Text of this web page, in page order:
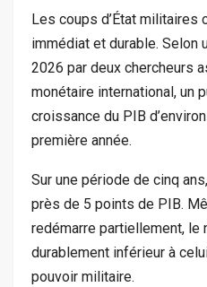
Les coups d’État militaires
immédiat et durable. Selon
2026 par deux chercheurs
monétaire international, un
croissance du PIB
première année.
Sur une période de cinq
près de 5 points de PIB.
redémarre partiellement,
durablement inférieur à
pouvoir militaire.